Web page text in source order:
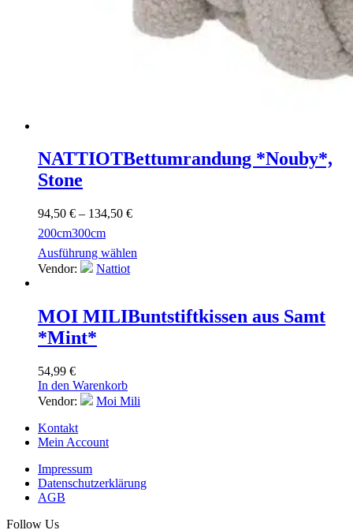
NATTIOTBettumrandung *Nouby*,
Stone
94,50 € – 134,50 €
200cm300cm
Ausführung wählen
Vendor:
Nattiot
MOI MILIBuntstiftkissen aus Samt
*Mint*
54,99 €
In den Warenkorb
Vendor:
Moi Mili
Kontakt
Mein Account
Impressum
Datenschutzerklärung
AGB
Follow Us